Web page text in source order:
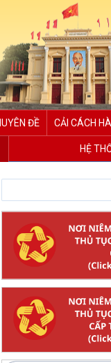
ĐỀ CẢI CÁCH
HỆ